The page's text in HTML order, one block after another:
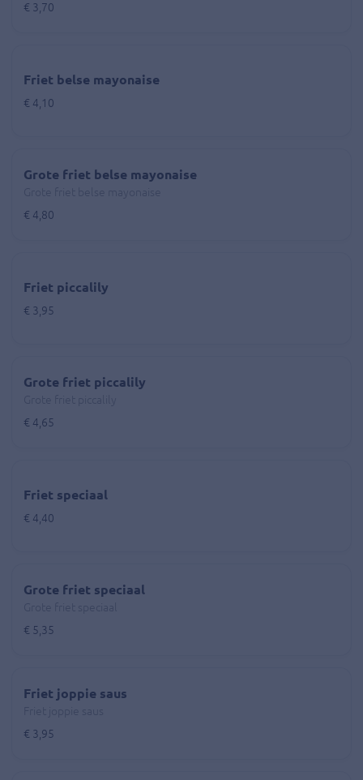
€ 3,70
Friet belse mayonaise
€ 4,10
Grote friet belse mayonaise
€ 4,80
Friet piccalily
€ 3,95
Grote friet piccalily
€ 4,65
Friet speciaal
€ 4,40
Grote friet speciaal
€ 5,35
Friet joppie saus
€ 3,95